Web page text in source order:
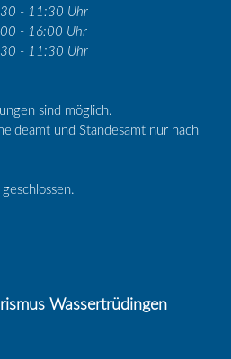
- 11:30 Uhr
- 16:00 Uhr
- 11:30 Uhr
sind möglich.
und Standesamt nur nach
Wassertrüdingen